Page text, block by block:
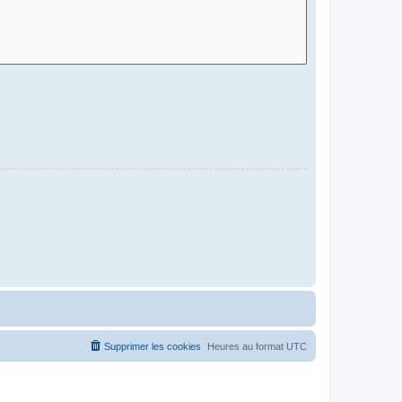
Heures au format UTC
Supprimer les cookies